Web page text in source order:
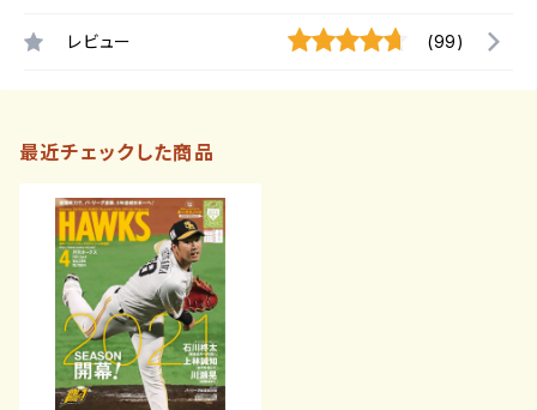
レビュー (99)
最近チェックした商品